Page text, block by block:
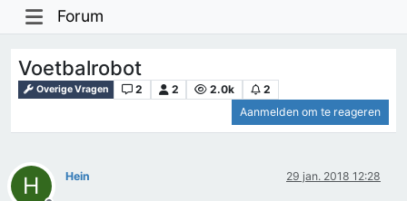
Forum
Voetbalrobot
Overige Vragen 2 2 2.0k
2
Aanmelden om te reageren
H Hein 29 jan. 2018 12:28